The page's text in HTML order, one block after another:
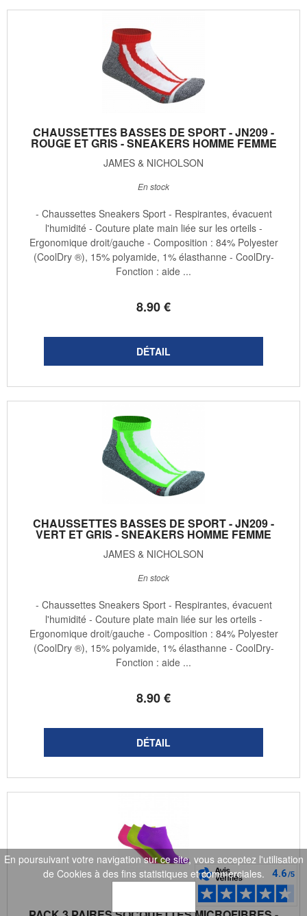
CHAUSSETTES BASSES DE SPORT - JN209 -
ROUGE ET GRIS - SNEAKERS HOMME FEMME
JAMES & NICHOLSON
8.90€
En stock
- Chaussettes Sneakers Sport - Respirantes, évacuent
l'humidité - Couture plate main liée sur les orteils -
Ergonomique droit/gauche - Composition : 84% Polyester
(CoolDry ®), 15% polyamide, 1% élasthanne - CoolDry-
Fonction : aide ...
CHAUSSETTES BASSES DE SPORT - JN209 -
VERT ET GRIS - SNEAKERS HOMME FEMME
JAMES & NICHOLSON
8.90€
En stock
- Chaussettes Sneakers Sport - Respirantes, évacuent
l'humidité - Couture plate main liée sur les orteils -
Ergonomique droit/gauche - Composition : 84% Polyester
(CoolDry ®), 15% polyamide, 1% élasthanne - CoolDry-
Fonction : aide ...
En poursuivant votre navigation sur ce site, vous acceptez l'utilisation
de Cookies à des fins statistiques et commerciales.